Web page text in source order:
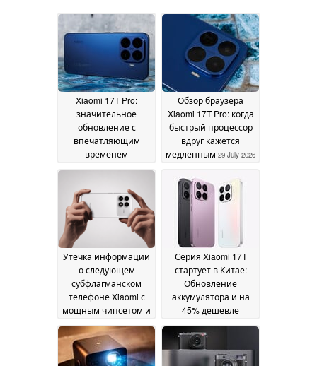
Xiaomi 17T Pro:
значительное
обновление с
впечатляющим
временем
Обзор браузера
Xiaomi 17T Pro: когда
быстрый процессор
вдруг кажется
медленным 29 July 2026
Утечка информации
о следующем
субфлагманском
телефоне Xiaomi с
мощным чипсетом и
185 Гц09 June 2026
Серия Xiaomi 17T
стартует в Китае:
Обновление
аккумулятора и на
45% дешевле
08 June 2026